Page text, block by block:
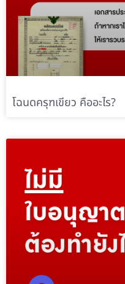
โฉนดครุฑเขียว คืออะไร?